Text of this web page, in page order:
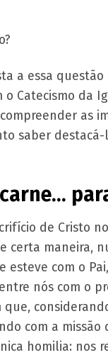
a essa
o Catecismo da
as
saber
de Cristo
certa maneira,
esteve com o
nós com o
com a
homilia: nos